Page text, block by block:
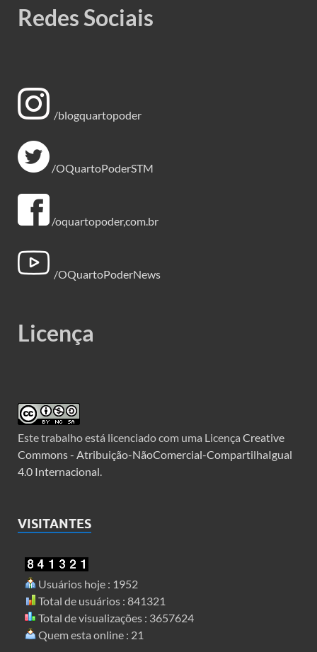
Redes Sociais
/blogquartopoder
/OQuartoPoderSTM
/oquartopoder,com.br
/OQuartoPoderNews
Licença
Este trabalho está licenciado com uma Licença Creative
Commons - Atribuição-NãoComercial-CompartilhaIgual
4.0 Internacional
VISITANTES
Usuários hoje : 1952
Total de usuários : 841321
Total de visualizações : 3657624
Quem esta online : 21